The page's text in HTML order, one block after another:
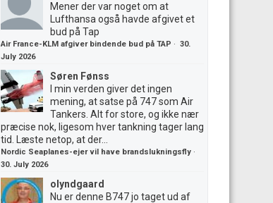
Mener der var noget om at
Lufthansa også havde afgivet et
bud på Tap
Air France-KLM afgiver bindende bud på TAP · 30.
July 2026
Søren Fønss
I min verden giver det ingen
mening, at satse på 747 som Air
Tankers. Alt for store, og ikke nær
præcise nok, ligesom hver tankning tager lang
tid. Læste netop, at der...
Nordic Seaplanes-ejer vil have brandslukningsfly ·
30. July 2026
olyndgaard
Nu er denne B747 jo taget ud af